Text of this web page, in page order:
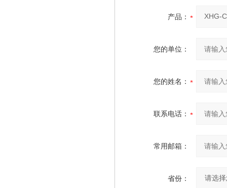
产品：
您的单位：
您的姓名：
联系电话：
常用邮箱：
省份：